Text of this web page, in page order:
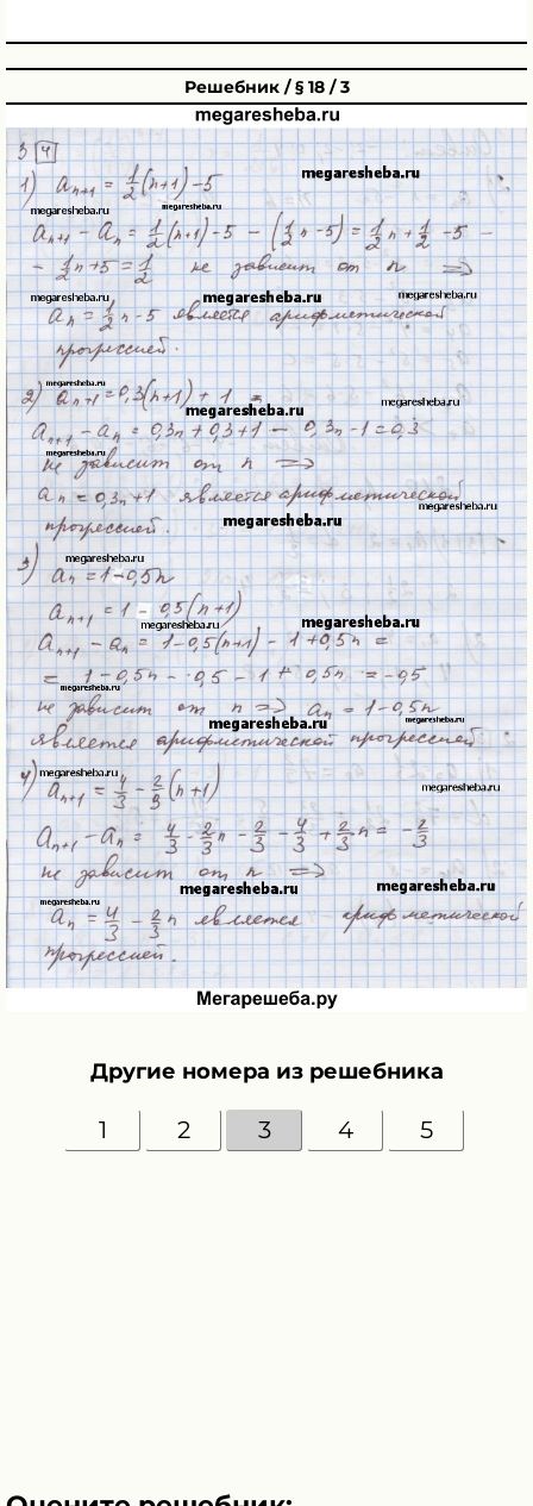
Решебник / § 18 / 3
Другие номера из решебника
1 2 3 4 5